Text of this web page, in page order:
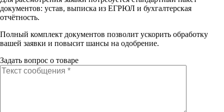
документов: устав, выписка из ЕГРЮЛ и бухгалтерская
отчётность.
Полный комплект документов позволит ускорить обработку
вашей заявки и повысит шансы на одобрение.
Задать вопрос о товаре